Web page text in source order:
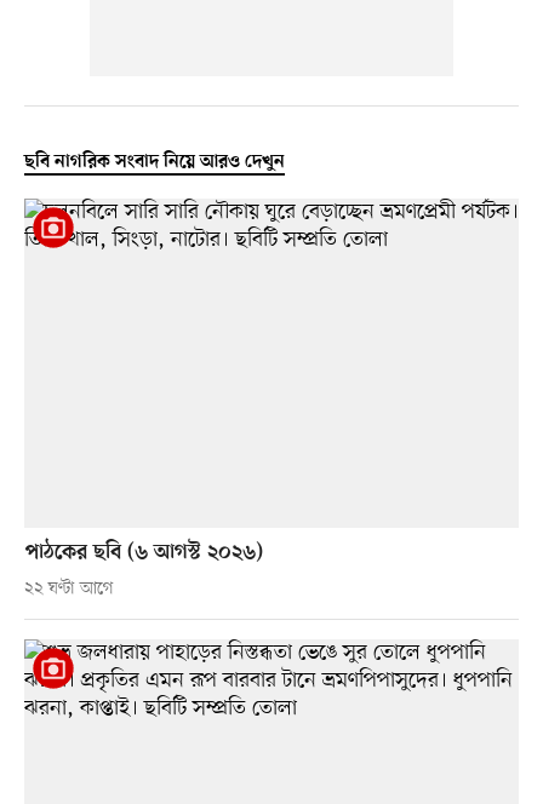
ছবি নাগরিক সংবাদ নিয়ে আরও দেখুন
পাঠকের ছবি (৬ আগস্ট ২০২৬)
২২ ঘণ্টা আগে